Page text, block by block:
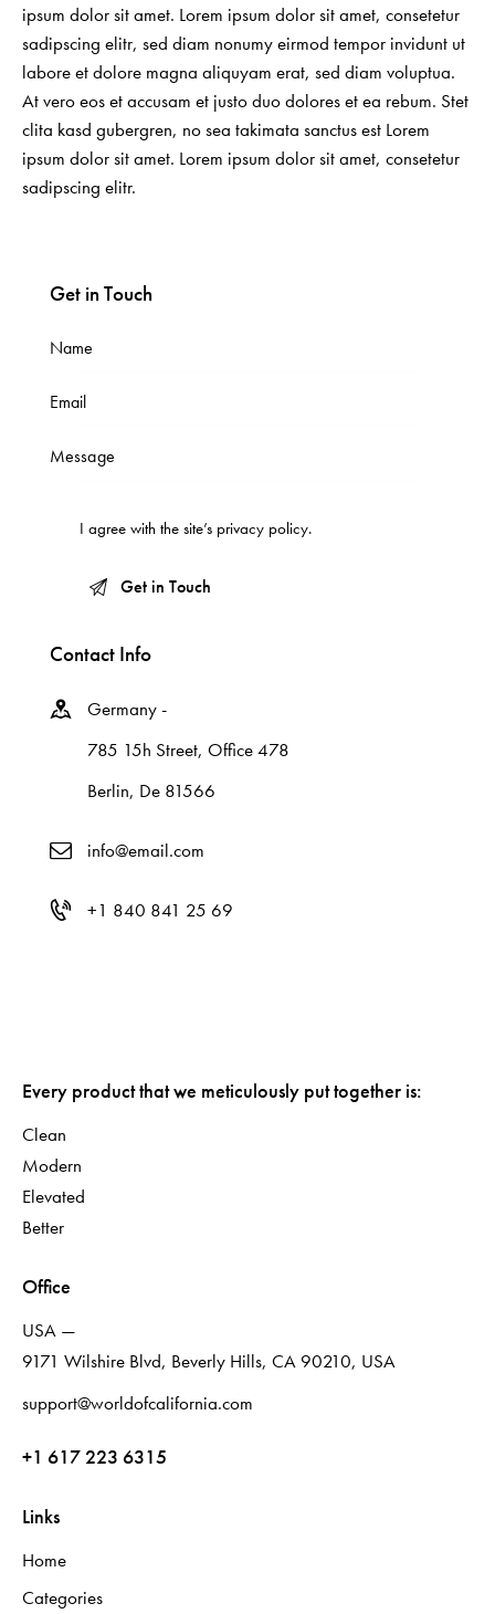
ipsum dolor sit amet. Lorem ipsum dolor sit amet, consetetur
sadipscing elitr, sed diam nonumy eirmod tempor invidunt ut
labore et dolore magna aliquyam erat, sed diam voluptua.
At vero eos et accusam et justo duo dolores et ea rebum. Stet
clita kasd gubergren, no sea takimata sanctus est Lorem
ipsum dolor sit amet. Lorem ipsum dolor sit amet, consetetur
sadipscing elitr.
Get in Touch
I agree with the site’s privacy policy.
Contact Info
Germany -
785 15h Street, Office 478
Berlin, De 81566
info@email.com
+1 840 841 25 69
Every product that we meticulously put together is:
Clean
Modern
Elevated
Better
Office
USA —
9171 Wilshire Blvd, Beverly Hills, CA 90210, USA
support@worldofcalifornia.com
+1 617 223 6315
Links
Home
Categories